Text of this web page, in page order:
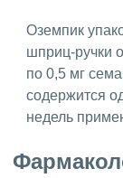
Оземпик
шприц-ручки
по 0,5 мг
содержится
недель